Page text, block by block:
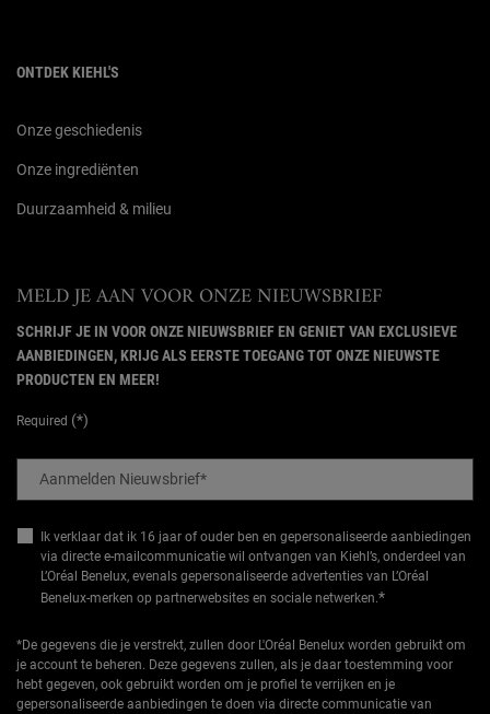
ONTDEK KIEHL'S
Onze geschiedenis
Onze ingrediënten
Duurzaamheid & milieu
MELD JE AAN VOOR ONZE NIEUWSBRIEF
SCHRIJF JE IN VOOR ONZE NIEUWSBRIEF EN GENIET VAN EXCLUSIEVE
AANBIEDINGEN, KRIJG ALS EERSTE TOEGANG TOT ONZE NIEUWSTE
PRODUCTEN EN MEER!
Required (*)
Aanmelden Nieuwsbrief*
Ik verklaar dat ik 16 jaar of ouder ben en gepersonaliseerde aanbiedingen
via directe e-mailcommunicatie wil ontvangen van Kiehl’s, onderdeel van
L’Oréal Benelux, evenals gepersonaliseerde advertenties van L’Oréal
Benelux-merken op partnerwebsites en sociale netwerken.*
*De gegevens die je verstrekt, zullen door L'Oréal Benelux worden gebruikt om
je account te beheren. Deze gegevens zullen, als je daar toestemming voor
hebt gegeven, ook gebruikt worden om je profiel te verrijken en je
gepersonaliseerde aanbiedingen te doen via directe communicatie van